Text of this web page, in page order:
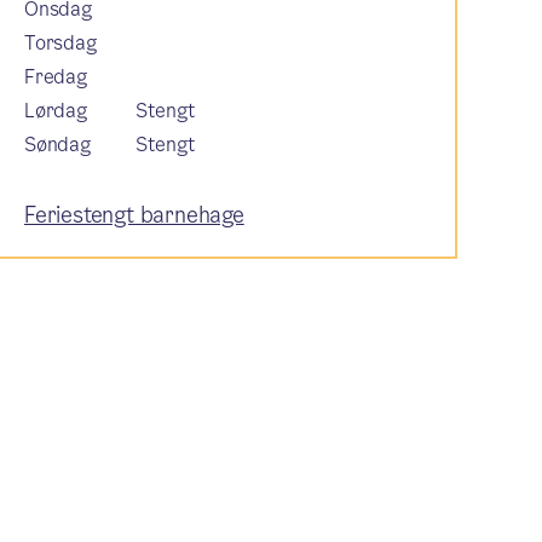
Onsdag
Torsdag
Fredag
Lørdag
Stengt
Søndag
Stengt
Feriestengt barnehage